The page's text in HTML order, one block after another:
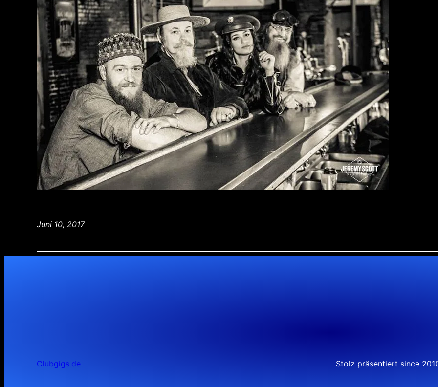
Juni 10, 2017
Clubgigs.de Stolz präsentiert since